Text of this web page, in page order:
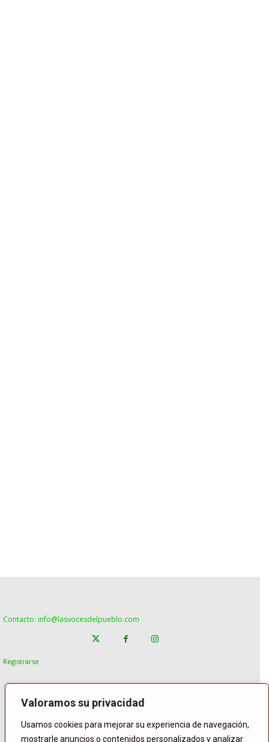
Valoramos su privacidad
Usamos cookies para mejorar su experiencia de navegación,
mostrarle anuncios o contenidos personalizados y analizar
Contacto: info@lasvocesdelpueblo.com
Registrarse